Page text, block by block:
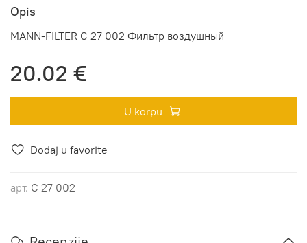
Dodaj u favorite
арт. C 27 002
Opis
MANN-FILTER C 27 002 Фильтр воздушный
20.02 €
U korpu